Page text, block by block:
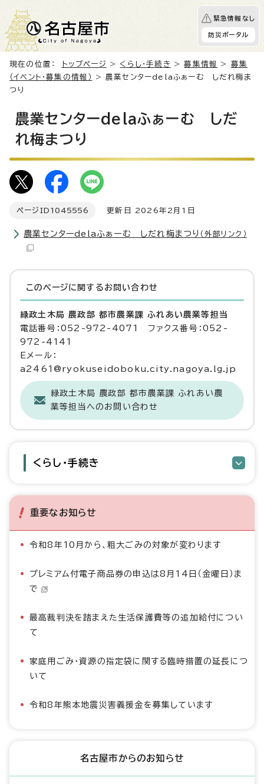
緊急情報なし
防災ポータル
現在の位置： トップページ > くらし・手続き >募集情報 > 募集
（イベント・募集の情報）
> 農業センターdelaふぁーむ しだれ梅ま
つり
農業センターdelaふぁーむ しだ
れ梅まつり
ページID 1045556 更新日 2026年2月1日
農業センターdelaふぁーむ しだれ梅まつり （外部リンク）
このページに関する お問い合わせ
緑政土木局 農政部 都市農業課 ふれあい農業等担当
電話番号：052-972-4071 ファクス番号：052-
972-4141
Eメール：
a2461@ryokuseidoboku.city.nagoya.lg.jp
緑政土木局 農政部 都市農業課 ふれあい農
業等担当へのお問い合わせ
くらし・手続き
重要なお知らせ
令和8年10月から、粗大ごみの対象が変わります
プレミアム付電子商品券の申込は8月14日（金曜日）ま
で
最高裁判決を踏まえた生活保護費等の追加給付につい
て
家庭用ごみ・資源の指定袋に関する臨時措置の延長につ
いて
令和8年熊本地震災害義援金を募集しています
名古屋市からのお知らせ